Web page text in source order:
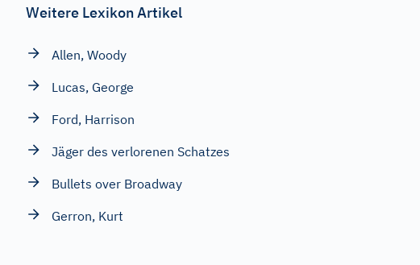
Weitere Lexikon Artikel
Allen, Woody
Lucas, George
Ford, Harrison
Jäger des verlorenen Schatzes
Bullets over Broadway
Gerron, Kurt